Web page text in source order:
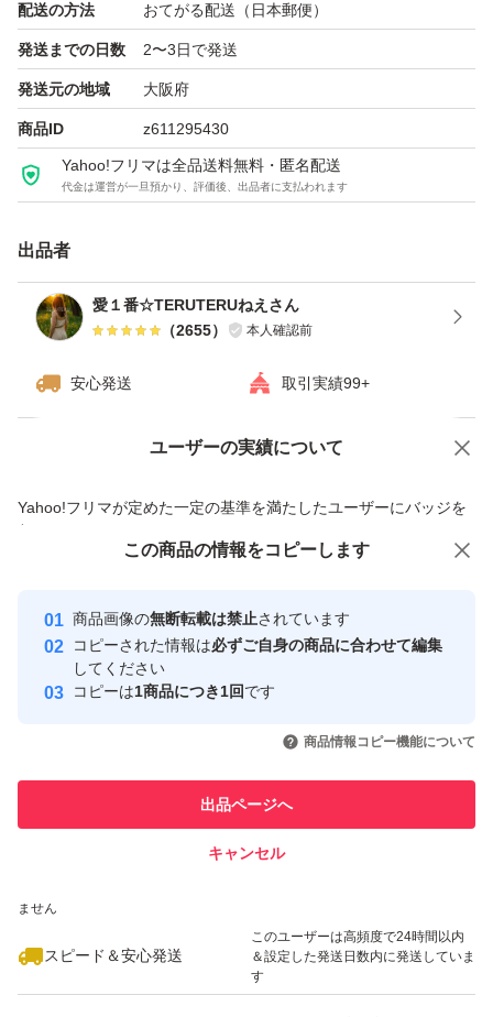
最安値No.1！
☆チーズケーキ
プレーン ６号１個
焼き印＆訳ありシール付
OEM アウトレット
◯大阪前田製菓◯遊酪舎
◯工場直売
◆焼き印入り OEMアウトレット品
それでもお得☆
観光名所や記念品など様々な焼き印があり絵柄がお見事！
それは開けてからのお楽しみ☆焼き印にハガレ有り無しな
ど差があり、ご自宅用にオススメです☆☆
ぶっちゃけ
六甲山麓チーズケーキ
大きいサイズ版
★アウトレット品で焼きムラ、崩れ、つぶれ、剥がれ、ズ
レ、凹み、コゲ、欠け等がございます
スイーツ☆愛いっぱい♪
■常温保存可能品
■新品エコ梱包資材発送
配送の方法 おてがる配送（日本郵便）
発送までの日数 2〜3日で発送
発送元の地域 大阪府
商品ID z611295430
Yahoo!フリマは全品送料無料・匿名配送
代金は運営が一旦預かり、評価後、出品者に支払われます
出品者
愛１番☆TERUTERUねえさん
（2655） 本人確認前
安心発送 取引実績99+
ユーザーの実績について
Yahoo!フリマが定めた一定の基準を満たしたユーザーにバッジを
付与しています
安心取引出品者
心・安全なユーザーです
取引実績
引を完了させた実績があります
での取引実績があります
ません
スピード＆安心発送
このユーザーは高頻度で24時間以内
＆設定した発送日数内に発送していま
す
価格の相談 商品への質問
この商品の情報をコピーします
商品画像の無断転載は禁止されています
コピーされた情報は必ずご自身の商品に合わせて編集
してください
コピーは1商品につき1回です
商品情報コピー機能について
出品ページへ
キャンセル
この商品をみている人にオススメ